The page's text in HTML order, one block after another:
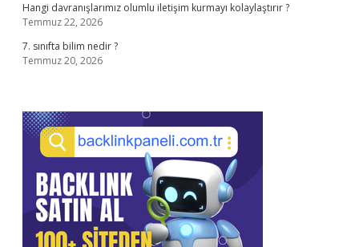
Hangi davranışlarımız olumlu iletişim kurmayı kolaylaştırır ?
Temmuz 22, 2026
7. sınıfta bilim nedir ?
Temmuz 20, 2026